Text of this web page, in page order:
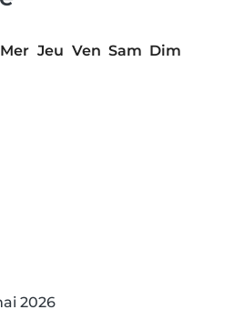
Mer Jeu Ven Sam Dim
2026